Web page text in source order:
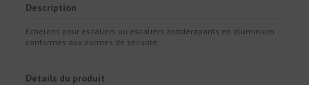
Description
Échelons pour escaliers ou escaliers antidérapants en aluminium
conformes aux normes de sécurité.
Détails du produit